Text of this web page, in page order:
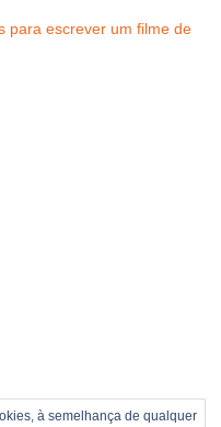
para escrever um filme de
à semelhança de qualquer